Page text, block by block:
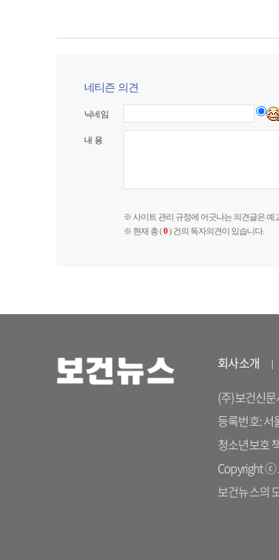
네티즌 의견
닉네임
내 용
※ 사이트 관리 규정에 어긋나는 의견글은 예
※ 현재 총 (0) 건의 독자의견이 있습니다.
회사소개
(주)보건신문
등록번호: 서
청소년보호
Copyright ⓒ
보건뉴스의